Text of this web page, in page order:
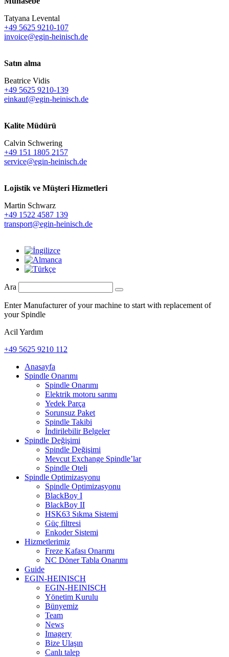
Tatyana Levental
+49 5625 9210-107
invoice@egin-heinisch.de
Satın alma
Beatrice Vidis
+49 5625 9210-139
einkauf@egin-heinisch.de
Kalite Müdürü
Calvin Schwering
+49 151 1805 2157
service@egin-heinisch.de
Lojistik ve Müşteri Hizmetleri
Martin Schwarz
+49 1522 4587 139
transport@egin-heinisch.de
Ara
Enter Manufacturer of your machine to start with replacement of
your Spindle
Acil Yardım
+49 5625 9210 112
Anasayfa
Spindle Onarımı
Spindle Onarımı
Elektrik motoru sarımı
Yedek Parça
Sorunsuz Paket
Spindle Takibi
İndirilebilir Belgeler
Spindle Değişimi
Spindle Değişimi
Mevcut Exchange Spindle’lar
Spindle Oteli
Spindle Optimizasyonu
Spindle Optimizasyonu
BlackBoy I
BlackBoy II
HSK63 Sıkma Sistemi
Güç filtresi
Enkoder Sistemi
Hizmetlerimiz
Freze Kafası Onarımı
NC Döner Tabla Onarımı
Guide
EGIN-HEINISCH
EGIN-HEINISCH
Yönetim Kurulu
Bünyemiz
Team
News
Imagery
Bize Ulaşın
Canlı talep